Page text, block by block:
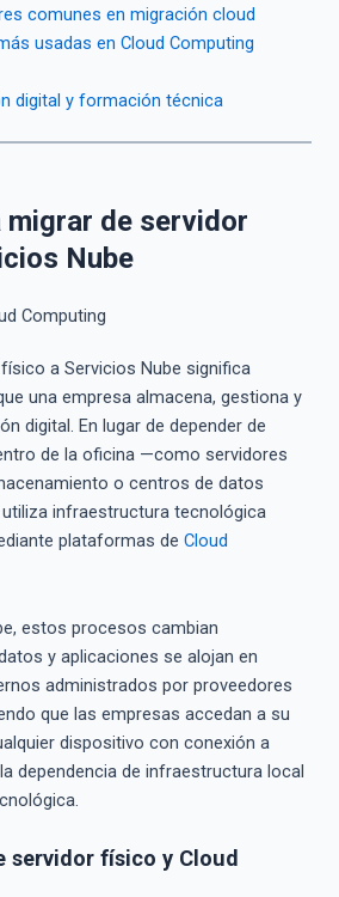
comunes en migración cloud
usadas en Cloud Computing
digital y formación técnica
migrar de servidor
Nube
a Servicios Nube significa
una empresa almacena, gestiona y
digital. En lugar de depender de
de la oficina —como servidores
o centros de datos
infraestructura tecnológica
plataformas de Cloud
estos procesos cambian
y aplicaciones se alojan en
administrados por proveedores
que las empresas accedan a su
dispositivo con conexión a
dependencia de infraestructura local
servidor físico y Cloud